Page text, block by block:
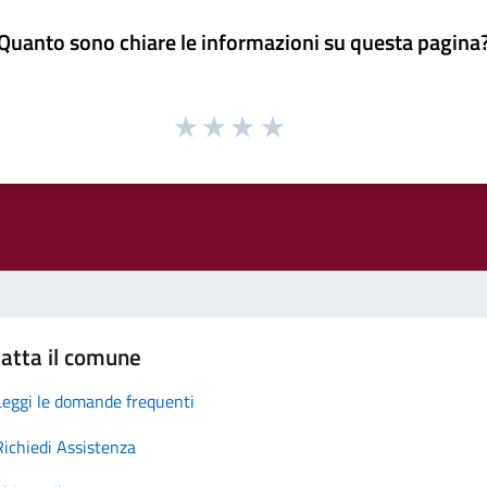
sono chiare le informazioni su questa
il comune
le domande frequenti
Assistenza